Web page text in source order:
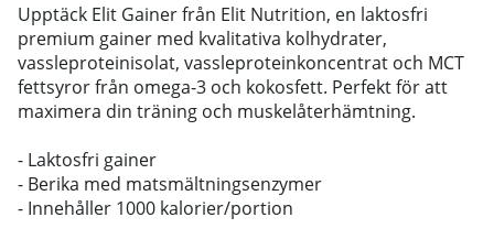
Upptäck Elit Gainer från Elit Nutrition, en laktosfri
premium gainer med kvalitativa kolhydrater,
vassleproteinisolat, vassleproteinkoncentrat och MCT
fettsyror från omega-3 och kokosfett. Perfekt för att
maximera din träning och muskelåterhämtning.
- Laktosfri gainer
- Berika med matsmältningsenzymer
- Innehåller 1000 kalorier/portion